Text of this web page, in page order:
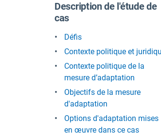
Description de l'étude de
cas
Défis
Contexte politique et
Contexte politique de la
mesure d’adaptation
Objectifs de la mesure
d'adaptation
Options d'adaptation mises
en œuvre dans ce cas